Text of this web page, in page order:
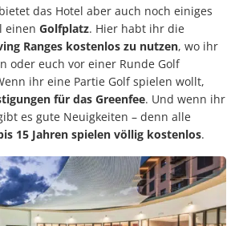
das Hotel aber auch noch einiges
einen Golfplatz. Hier habt ihr die
Ranges kostenlos zu nutzen, wo ihr
oder euch vor einer Runde Golf
ihr eine Partie Golf spielen wollt,
für das Greenfee. Und wenn ihr
es gute Neuigkeiten – denn alle
15 Jahren spielen völlig kostenlos.